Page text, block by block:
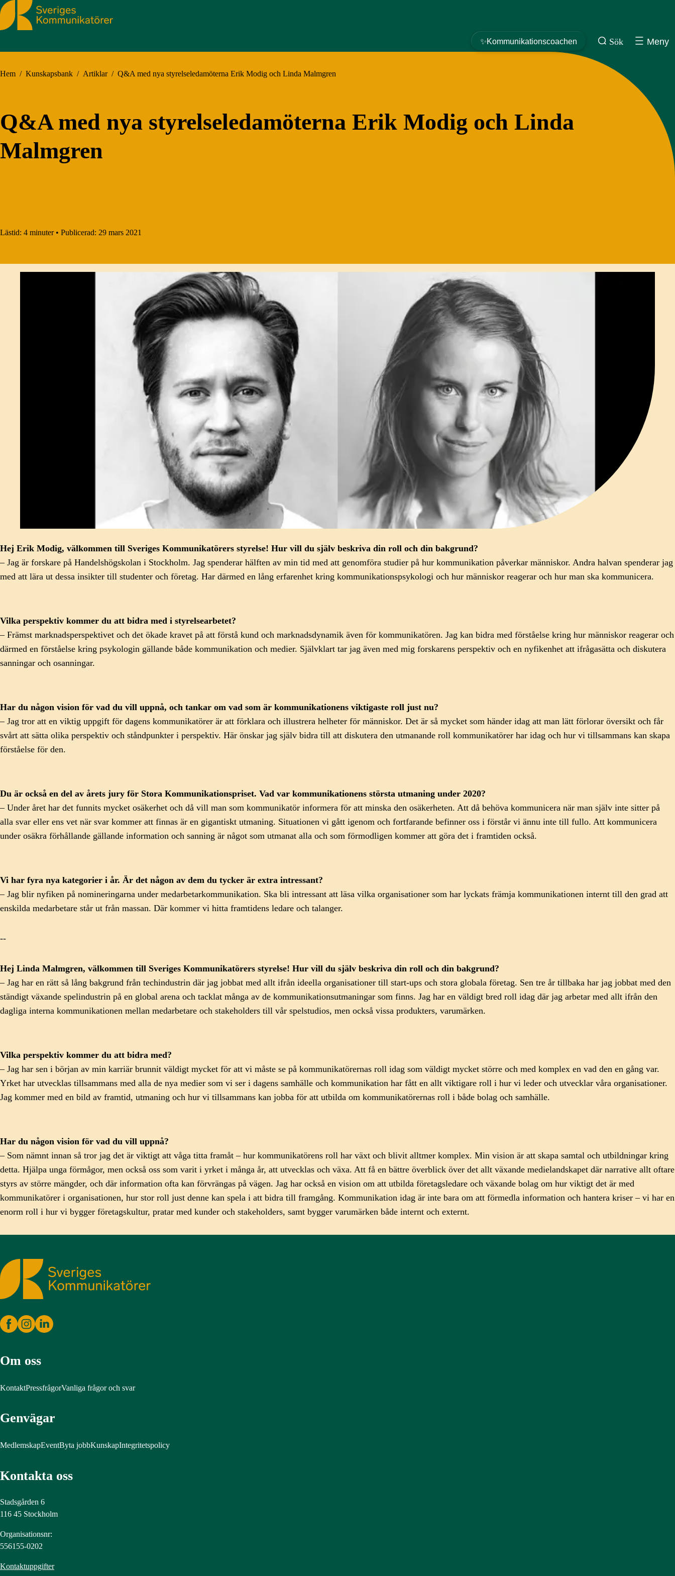
Sveriges Kommunikatörer
✨Kommunikationscoachen Sök Meny
Hem / Kunskapsbank / Artiklar / Q&A med nya styrelseledamöterna Erik Modig och Linda Malmgren
Q&A med nya styrelseledamöterna Erik Modig och Linda
Malmgren
Lästid: 4 minuter • Publicerad: 29 mars 2021
Hej Erik Modig, välkommen till Sveriges Kommunikatörers styrelse! Hur vill du själv beskriva din roll och din bakgrund?
– Jag är forskare på Handelshögskolan i Stockholm. Jag spenderar hälften av min tid med att genomföra studier på hur kommunikation påverkar människor. Andra halvan spenderar jag
med att lära ut dessa insikter till studenter och företag. Har därmed en lång erfarenhet kring kommunikationspsykologi och hur människor reagerar och hur man ska kommunicera.
Vilka perspektiv kommer du att bidra med i styrelsearbetet?
– Främst marknadsperspektivet och det ökade kravet på att förstå kund och marknadsdynamik även för kommunikatören. Jag kan bidra med förståelse kring hur människor reagerar och
därmed en förståelse kring psykologin gällande både kommunikation och medier. Självklart tar jag även med mig forskarens perspektiv och en nyfikenhet att ifrågasätta och diskutera
sanningar och osanningar.
Har du någon vision för vad du vill uppnå, och tankar om vad som är kommunikationens viktigaste roll just nu?
– Jag tror att en viktig uppgift för dagens kommunikatörer är att förklara och illustrera helheter för människor. Det är så mycket som händer idag att man lätt förlorar översikt och får
svårt att sätta olika perspektiv och ståndpunkter i perspektiv. Här önskar jag själv bidra till att diskutera den utmanande roll kommunikatörer har idag och hur vi tillsammans kan skapa
förståelse för den.
Du är också en del av årets jury för Stora Kommunikationspriset. Vad var kommunikationens största utmaning under 2020?
– Under året har det funnits mycket osäkerhet och då vill man som kommunikatör informera för att minska den osäkerheten. Att då behöva kommunicera när man själv inte sitter på
alla svar eller ens vet när svar kommer att finnas är en gigantiskt utmaning. Situationen vi gått igenom och fortfarande befinner oss i förstår vi ännu inte till fullo. Att kommunicera
under osäkra förhållande gällande information och sanning är något som utmanat alla och som förmodligen kommer att göra det i framtiden också.
Vi har fyra nya kategorier i år. Är det någon av dem du tycker är extra intressant?
– Jag blir nyfiken på nomineringarna under medarbetarkommunikation. Ska bli intressant att läsa vilka organisationer som har lyckats främja kommunikationen internt till den grad att
enskilda medarbetare står ut från massan. Där kommer vi hitta framtidens ledare och talanger.
--
Hej Linda Malmgren, välkommen till Sveriges Kommunikatörers styrelse! Hur vill du själv beskriva din roll och din bakgrund?
– Jag har en rätt så lång bakgrund från techindustrin där jag jobbat med allt ifrån ideella organisationer till start-ups och stora globala företag. Sen tre år tillbaka har jag jobbat med den
ständigt växande spelindustrin på en global arena och tacklat många av de kommunikationsutmaningar som finns. Jag har en väldigt bred roll idag där jag arbetar med allt ifrån den
dagliga interna kommunikationen mellan medarbetare och stakeholders till vår spelstudios, men också vissa produkters, varumärken.
Vilka perspektiv kommer du att bidra med?
– Jag har sen i början av min karriär brunnit väldigt mycket för att vi måste se på kommunikatörernas roll idag som väldigt mycket större och med komplex en vad den en gång var.
Yrket har utvecklas tillsammans med alla de nya medier som vi ser i dagens samhälle och kommunikation har fått en allt viktigare roll i hur vi leder och utvecklar våra organisationer.
Jag kommer med en bild av framtid, utmaning och hur vi tillsammans kan jobba för att utbilda om kommunikatörernas roll i både bolag och samhälle.
Har du någon vision för vad du vill uppnå?
– Som nämnt innan så tror jag det är viktigt att våga titta framåt – hur kommunikatörens roll har växt och blivit alltmer komplex. Min vision är att skapa samtal och utbildningar kring
detta. Hjälpa unga förmågor, men också oss som varit i yrket i många år, att utvecklas och växa. Att få en bättre överblick över det allt växande medielandskapet där narrative allt oftare
styrs av större mängder, och där information ofta kan förvrängas på vägen. Jag har också en vision om att utbilda företagsledare och växande bolag om hur viktigt det är med
kommunikatörer i organisationen, hur stor roll just denne kan spela i att bidra till framgång. Kommunikation idag är inte bara om att förmedla information och hantera kriser – vi har en
enorm roll i hur vi bygger företagskultur, pratar med kunder och stakeholders, samt bygger varumärken både internt och externt.
Sveriges Kommunikatörer
Om oss
KontaktPressfrågorVanliga frågor och svar
Genvägar
MedlemskapEventByta jobbKunskapIntegritetspolicy
Kontakta oss
Stadsgården 6
116 45 Stockholm
Organisationsnr:
556155-0202
Kontaktuppgifter